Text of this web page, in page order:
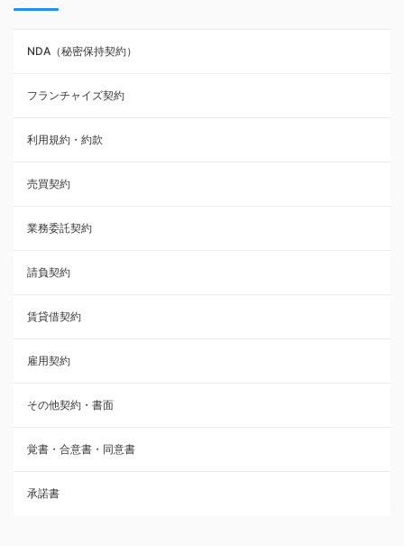
NDA（秘密保持契約）
業務委託契約
利用規約・約款
覚書・合意書・同意書
承諾書
雇用契約
その他契約・書面
売買契約
株主総会議事録・関連書類
請負契約
フランチャイズ契約
賃貸借契約
NDA（秘密保持契約）
フランチャイズ契約
利用規約・約款
売買契約
業務委託契約
請負契約
賃貸借契約
雇用契約
その他契約・書面
覚書・合意書・同意書
承諾書